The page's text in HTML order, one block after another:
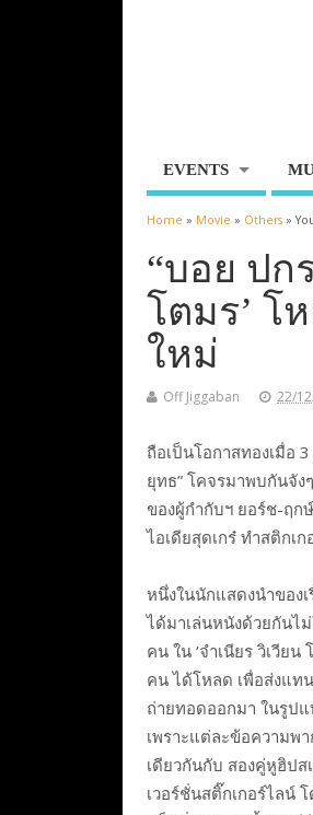
EVENTS
Home » Movie » Others »
“บอย ปก
โตมร’ โ
ใหม่
Off Jiggaban 22/
ถือเป็นโอกาสทองเมื่อ
ยุทธ” โคจรมาพบกันจัง
ของผู้กำกับฯ ยอร์ช-ฤก
ไอเดียสุดเกร๋ ทำสติกเ
หนึ่งในนักแสดงนำของ
ได้มาเล่นหนังด้วยกันไ
คน ใน ‘จำเนียร วิเวียน
คน ได้โหลด เพื่อส่งแท
ถ่ายทอดออกมา ในรูป
เพราะแต่ละข้อความพ
เดียวกันกับ สองคู่หูฮิปส
เวอร์ชั่นสติ๊กเกอร์ไลน์